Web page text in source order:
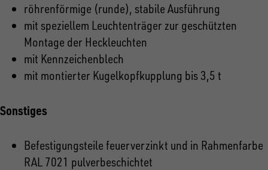
röhrenförmige (runde), stabile Ausführung
mit speziellem Leuchtenträger zur geschützten
Montage der Heckleuchten
mit Kennzeichenblech
mit montierter Kugelkopfkupplung bis 3,5 t
Sonstiges
Befestigungsteile feuerverzinkt und in Rahmenfarbe
RAL 7021 pulverbeschichtet